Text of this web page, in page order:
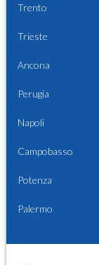
Trento
Trieste
Ancona
Perugia
Napoli
Campobasso
Potenza
Palermo